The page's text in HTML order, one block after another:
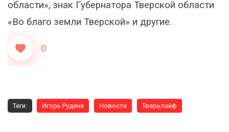
области», знак Губернатора Тверской области
«Во благо земли Тверской» и другие.
0
Теги: Игорь Руденя Новости Тверьлайф